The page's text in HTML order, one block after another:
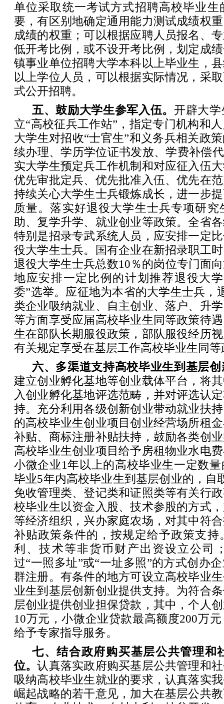
单位采取统一考试方式招聘高校毕业生
要，有区别地确定通用能力测试成绩权
成绩的权重；可以根据应聘人员报名、
低开考比例，或不设开考比例，划定成
镇事业单位招聘大学本科以上毕业生，
以上学位人员，可以根据实际情况，采
式公开招聘。
五、鼓励大学生参军入伍。 开辟大
立“高校征兵工作站”，指定专门机构和
大学生对招收“士官生”和义务兵相关政
续办理、学历学位证书发放、学费补偿
实大学生预定兵工作机制和对应征入伍
优先审批定兵、优先批准入伍、优先在
持续关心大学生士兵锻炼成长，进一步
质量。落实好退役大学生士兵专项研
助、复学升学、就业创业等政策。全省
特别是招录专武系统人员，应安排一定
役大学生士兵。国有企业在新招录职工
退役大学生士兵总数10％的岗位专门面
地应安排一定比例的计划推荐退役大
委”选举。应征地为本省的大学生士兵，
类企业吸纳就业、自主创业、落户、升
等方面享受应届高校毕业生同等政策待
生在部队长期服役政策，部队服役经历
有关规定享受在基层工作高校毕业生同
六、多渠道支持高校毕业生到基层
建立创业孵化基地等创业载体平台，将
入创业孵化基地评选范畴，并对评选认
持。充分利用各级创新创业带动就业扶
的高校毕业生创业项目创业经营场所租
补贴、商标注册补贴扶持，鼓励各类创
高校毕业生创业项目给予房租物业水电
小微企业1年以上的高校毕业生一定数
毕业5年内高校毕业生到基层创业的，自
免收管理类、登记类和证照类等有关行
校毕业生以资金入股、技术参股的方式
等经济组织，兴办家庭农场，对其中符
补贴政策条件的，按规定给予政策支持
利、技术等非货币财产出资设立公司
过“一照多址”或“一址多照”的方式创办
群注册。有条件的地方可设立高校毕业
业生到基层创新创业提供支持。为符合
层创业提供创业担保贷款，其中，个人
10万元，小微企业贷款最高额度200万
给予专家指导服务。
七、结合政府购买基层公共管理和
位。认真落实政府购买基层公共管理和
吸纳高校毕业生就业的要求，认真落实
崛起战略的若干意见，加大在基层公共